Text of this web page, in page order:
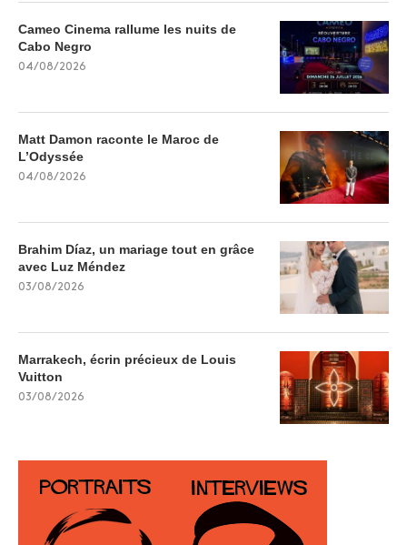
Cameo Cinema rallume les nuits de
Cabo Negro
04/08/2026
Matt Damon raconte le Maroc de
L’Odyssée
04/08/2026
Brahim Díaz, un mariage tout en grâce
avec Luz Méndez
03/08/2026
Marrakech, écrin précieux de Louis
Vuitton
03/08/2026